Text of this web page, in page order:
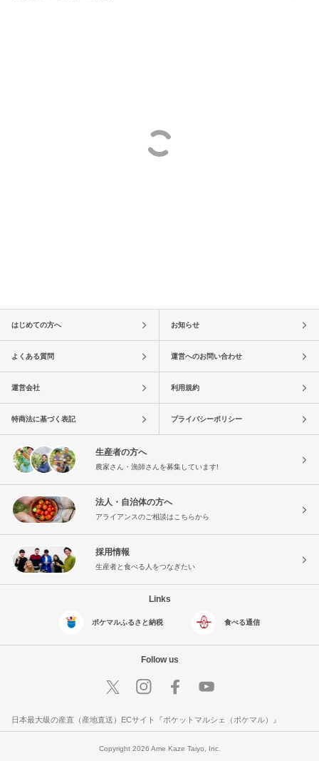
はじめての方へ お知らせ
よくある質問 運営へのお問い合わせ
運営会社 利用規約
特商法に基づく表記 プライバシーポリシー
生産者の方へ
農家さん・漁師さんを募集しています!
法人・自治体の方へ
アライアンスのご相談はこちらから
採用情報
生産者と食べる人をつなぎたい
Links
ポケマルふるさと納税 食べる通信
Follow us
日本最大級の産直（産地直送）ECサイト『ポケットマルシェ（ポケマル）』
Copyright 2026 Ame Kaze Taiyo, Inc.